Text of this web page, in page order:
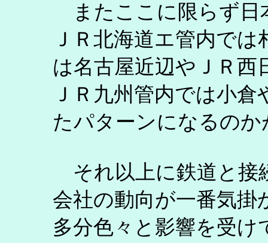
またここに限らず日
ＪＲ北海道エ管内で
は名古屋近辺やＪＲ西
ＪＲ九州管内では小
たパターンになるの
それ以上に鉄道と接
会社の動向が一番気掛
多分色々と影響を受